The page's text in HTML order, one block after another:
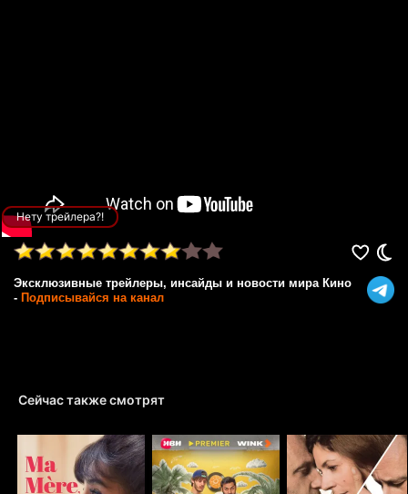
Нету трейлера?!
Эксклюзивные трейлеры, инсайды и новости мира Кино
- Подписывайся на канал
Сейчас также смотрят